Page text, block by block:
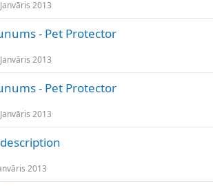
2013
- Pet Protector
2013
- Pet Protector
2013
2013